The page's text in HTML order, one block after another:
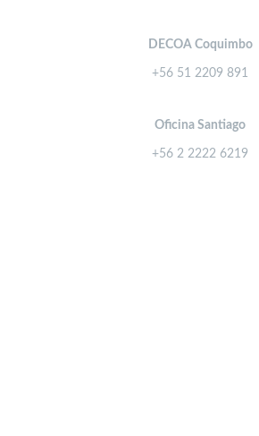
DECOA Coquimbo
+56 51 2209 891
Oficina Santiago
+56 2 2222 6219